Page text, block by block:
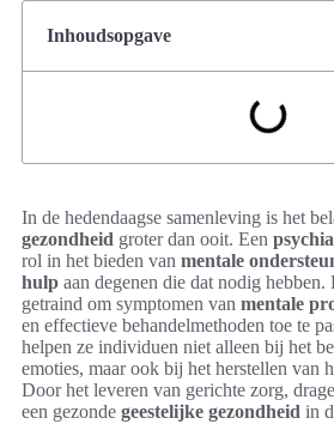
Inhoudsopgave
In de hedendaagse samenleving is het
gezondheid groter dan ooit. Een
rol in het bieden van mentale
hulp aan degenen die dat nodig
getraind om symptomen van mentale
en effectieve behandelmethoden toe te
helpen ze individuen niet alleen bij het
emoties, maar ook bij het herstellen van
Door het leveren van gerichte zorg,
een gezonde geestelijke gezondheid in